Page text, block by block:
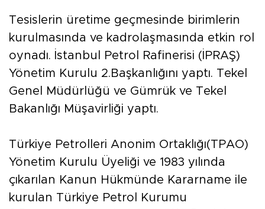
Tesislerin üretime geçmesinde birimlerin
kurulmasında ve kadrolaşmasında etkin rol
oynadı. İstanbul Petrol Rafinerisi (İPRAŞ)
Yönetim Kurulu 2.Başkanlığını yaptı. Tekel
Genel Müdürlüğü ve Gümrük ve Tekel
Bakanlığı Müşavirliği yaptı.
Türkiye Petrolleri Anonim Ortaklığı(TPAO)
Yönetim Kurulu Üyeliği ve 1983 yılında
çıkarılan Kanun Hükmünde Kararname ile
kurulan Türkiye Petrol Kurumu